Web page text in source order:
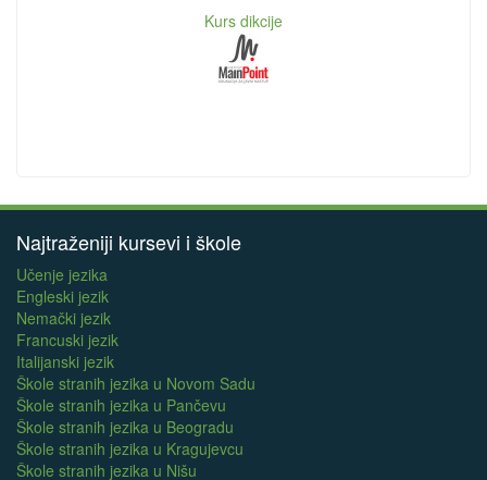
Kurs dikcije
Najtraženiji kursevi i škole
Učenje jezika
Engleski jezik
Nemački jezik
Francuski jezik
Italijanski jezik
Škole stranih jezika u Novom Sadu
Škole stranih jezika u Pančevu
Škole stranih jezika u Beogradu
Škole stranih jezika u Kragujevcu
Škole stranih jezika u Nišu